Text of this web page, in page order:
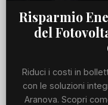
Risparmio
del
Riduci i costi in
con le soluzioni
Aranova. Scopri